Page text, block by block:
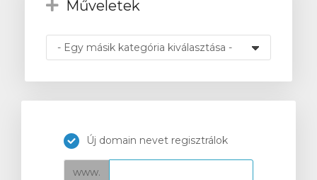
Műveletek
Új domain nevet regisztrálok
www.